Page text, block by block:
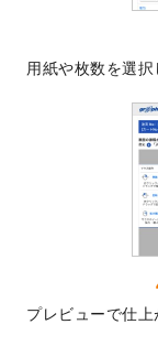
用紙や枚数を選択
プレビューで仕上